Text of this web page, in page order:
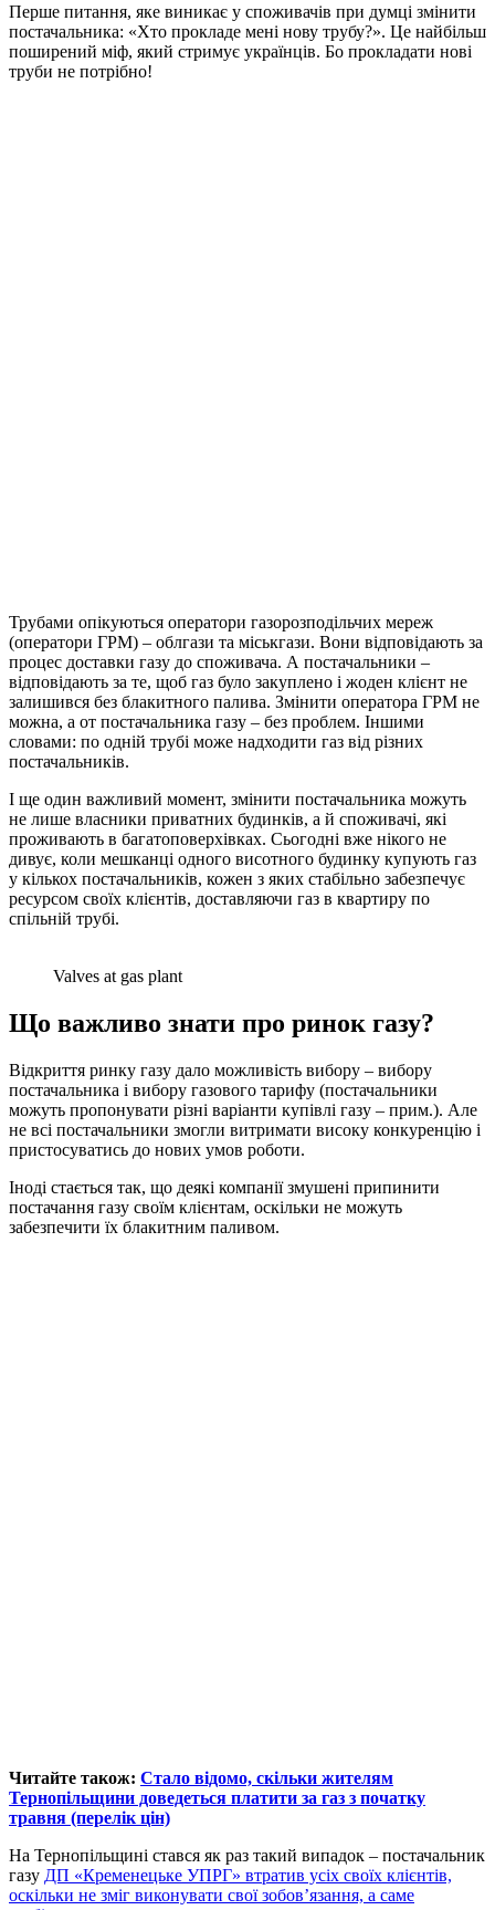
Перше питання, яке виникає у споживачів при думці змінити
постачальника: «Хто прокладе мені нову трубу?». Це найбільш
поширений міф, який стримує українців. Бо прокладати нові
труби не потрібно!
Трубами опікуються оператори газорозподільчих мереж
(оператори ГРМ) – облгази та міськгази. Вони відповідають за
процес доставки газу до споживача. А постачальники –
відповідають за те, щоб газ було закуплено і жоден клієнт не
залишився без блакитного палива. Змінити оператора ГРМ не
можна, а от постачальника газу – без проблем. Іншими
словами: по одній трубі може надходити газ від різних
постачальників.
І ще один важливий момент, змінити постачальника можуть
не лише власники приватних будинків, а й споживачі, які
проживають в багатоповерхівках. Сьогодні вже нікого не
дивує, коли мешканці одного висотного будинку купують газ
у кількох постачальників, кожен з яких стабільно забезпечує
ресурсом своїх клієнтів, доставляючи газ в квартиру по
спільній трубі.
Valves at gas plant
Що важливо знати про ринок газу?
Відкриття ринку газу дало можливість вибору – вибору
постачальника і вибору газового тарифу (постачальники
можуть пропонувати різні варіанти купівлі газу – прим.). Але
не всі постачальники змогли витримати високу конкуренцію і
пристосуватись до нових умов роботи.
Іноді стається так, що деякі компанії змушені припинити
постачання газу своїм клієнтам, оскільки не можуть
забезпечити їх блакитним паливом.
Читайте також: Стало відомо, скільки жителям
Тернопільщини доведеться платити за газ з початку
травня (перелік цін)
На Тернопільщині стався як раз такий випадок – постачальник
газу ДП «Кременецьке УПРГ» втратив усіх своїх клієнтів,
оскільки не зміг виконувати свої зобов’язання, а саме